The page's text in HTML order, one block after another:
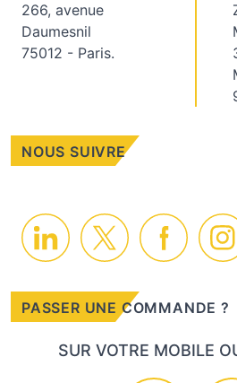
266, avenue
Daumesnil
75012 - Paris.
NOUS SUIVRE
PASSER UNE COMMANDE ?
SUR VOTRE MOBILE